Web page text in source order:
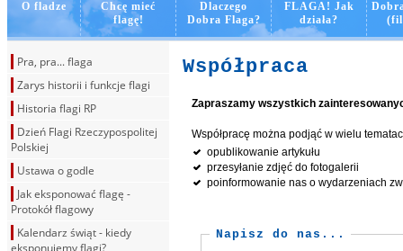
O fladze
Chcę mieć
flagę!
Dlaczego
Dobra Flaga?
FLAGA! Jak
działa?
Pra, pra... flaga
Zarys historii i funkcje flagi
Historia flagi RP
Dzień Flagi Rzeczypospolitej
Polskiej
Ustawa o godle
Jak eksponować flagę -
Protokół flagowy
Kalendarz świąt - kiedy
eksponujemy flagi?
Współpraca
Zapraszamy wszystkich
Współpracę można podjąć w wielu
opublikowanie artykułu
przesyłanie zdjęć do fotogalerii
poinformowanie nas o wydarzeniach
Napisz do nas...